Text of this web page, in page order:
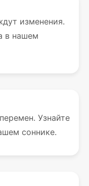
изменения.
в нашем
Узнайте
соннике.